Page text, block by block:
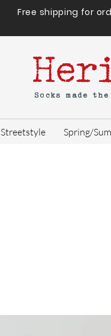
Free shipping for
Socks made
Streetstyle Spring/